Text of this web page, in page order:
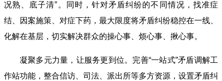
况熟、底子清”。同时，针对矛盾纠纷的不同情况，找准症
结、因案施策、对症下药，最大限度将矛盾纠纷稳控在一线、
化解在基层，切实解决群众的操心事、烦心事、揪心事。
凝聚多元力量，让服务更到位。完善“一站式”矛盾调解工
作站功能，整合信访、司法、派出所等多方资源，设置矛盾纠